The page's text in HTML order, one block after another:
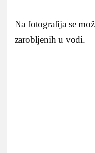
Na fotografija se
zarobljenih u vodi.